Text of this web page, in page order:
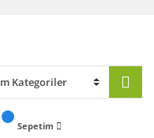
Sepetim